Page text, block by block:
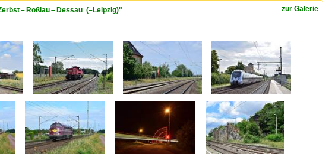
zur Galerie
– Roßlau – Dessau (–Leipzig)"